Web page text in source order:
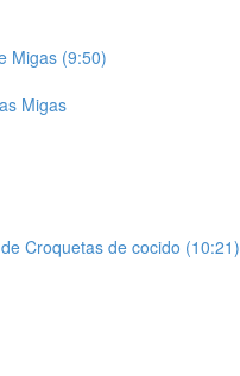
Migas (9:50)
Migas
Croquetas de cocido (10:21)